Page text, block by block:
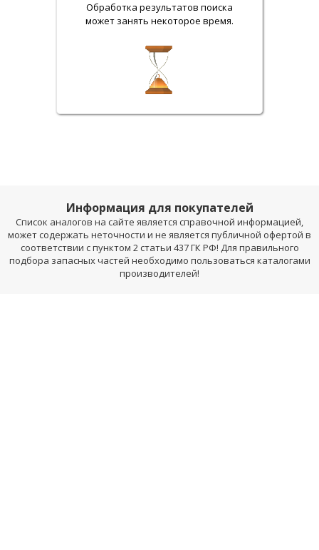
Обработка результатов поиска
может занять некоторое время.
Информация для покупателей
Список аналогов на сайте является справочной информацией,
может содержать неточности и не является публичной офертой в
соответствии с пунктом 2 статьи 437 ГК РФ! Для правильного
подбора запасных частей необходимо пользоваться каталогами
производителей!